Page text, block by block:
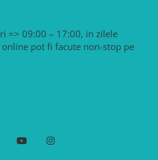
=> 09:00 – 17:00, in zilele
pot fi facute non-stop pe